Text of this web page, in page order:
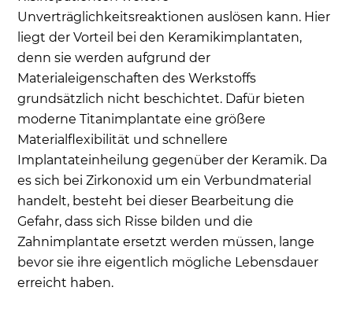
Unverträglichkeitsreaktionen auslösen kann. Hier
liegt der Vorteil bei den Keramikimplantaten,
denn sie werden aufgrund der
Materialeigenschaften des Werkstoffs
grundsätzlich nicht beschichtet. Dafür bieten
moderne Titanimplantate eine größere
Materialflexibilität und schnellere
Implantateinheilung gegenüber der Keramik. Da
es sich bei Zirkonoxid um ein Verbundmaterial
handelt, besteht bei dieser Bearbeitung die
Gefahr, dass sich Risse bilden und die
Zahnimplantate ersetzt werden müssen, lange
bevor sie ihre eigentlich mögliche Lebensdauer
erreicht haben.